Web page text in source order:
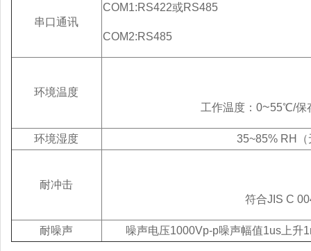
串口通讯
COM1:RS422或RS485
COM2:RS485
环境温度
工作温度：0~55℃/保
环境湿度 35~85% RH
耐冲击
符合JIS C
耐噪声 噪声电压1000Vp-p噪声幅值1us上升